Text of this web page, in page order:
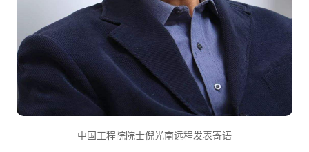
中国工程院院士倪光南远程发表寄语